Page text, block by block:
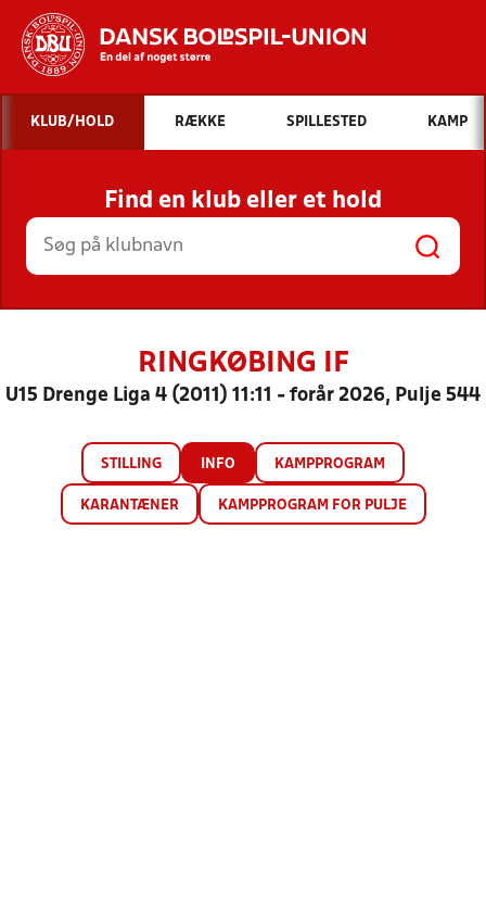
Hvad vil du søge efter?
INDHOLD OG NYHEDER
STILLINGER, RESULTATER, KLUBBER OG
HOLD
KLUB/HOLD RÆKKE SPILLESTED KAMP
Find en klub eller et hold
RINGKØBING IF
U15 Drenge Liga 4 (2011) 11:11 - forår 2026, Pulje 544
STILLING INFO KAMPPROGRAM
KARANTÆNER KAMPPROGRAM FOR PULJE